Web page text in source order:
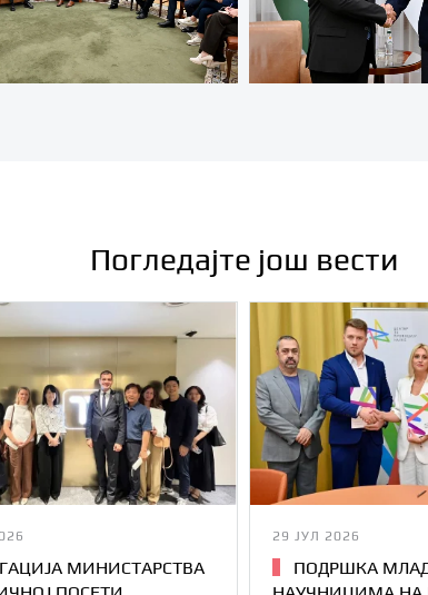
Погледајте још вести
МИНИСТАРСТВА
29 ЈУЛ 2026
ПОДРШКА